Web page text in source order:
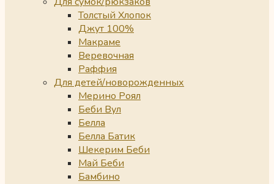
Толстый Хлопок
Джут 100%
Макраме
Веревочная
Раффия
Для детей/новорожденных
Мерино Роял
Беби Вул
Белла
Белла Батик
Шекерим Беби
Май Беби
Бамбино